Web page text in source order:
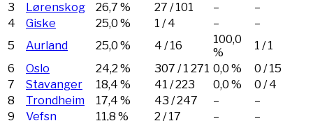
3
Lørenskog 26,7 % 27 / 101 –
–
4
Giske 25,0 % 1 / 4 –
–
5
Aurland 25,0 % 4 / 16
100,0
%
1 / 1
6
Oslo 24,2 % 307 / 1 271 0,0 % 0 / 15
7
Stavanger 18,4 % 41 /223 0,0 % 0 / 4
8
Trondheim 17,4 % 43 /247 –
–
9
Vefsn 11,8 % 2 / 17 –
–